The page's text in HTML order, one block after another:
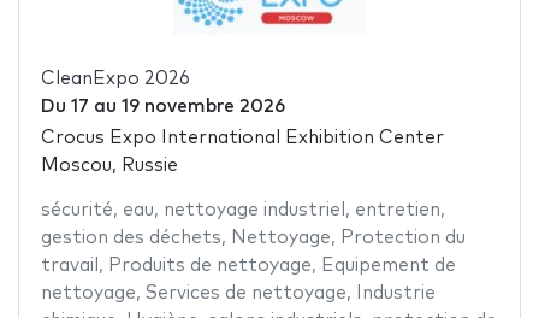
CleanExpo 2026
Du 17 au 19 novembre 2026
Crocus Expo International Exhibition Center
Moscou, Russie
sécurité, eau, nettoyage industriel , entretien,
gestion des déchets, Nettoyage, Protection du
travail , Produits de nettoyage, Equipement de
nettoyage, Services de nettoyage,
Industrie